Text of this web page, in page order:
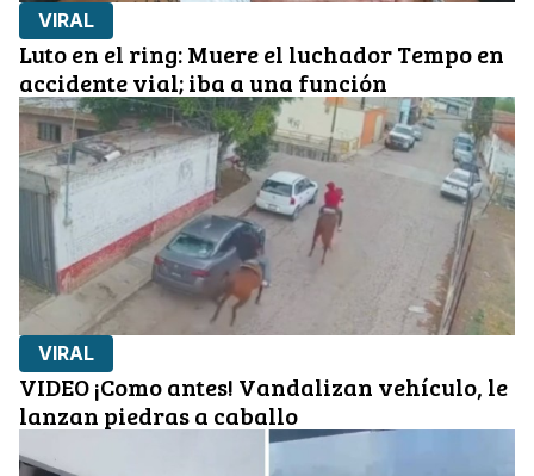
VIRAL
Luto en el ring: Muere el luchador Tempo en
accidente vial; iba a una función
VIRAL
VIDEO ¡Como antes! Vandalizan vehículo, le
lanzan piedras a caballo